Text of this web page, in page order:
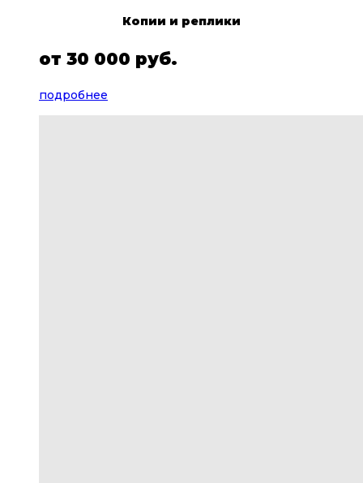
Копии и реплики
от 30 000 руб.
подробнее